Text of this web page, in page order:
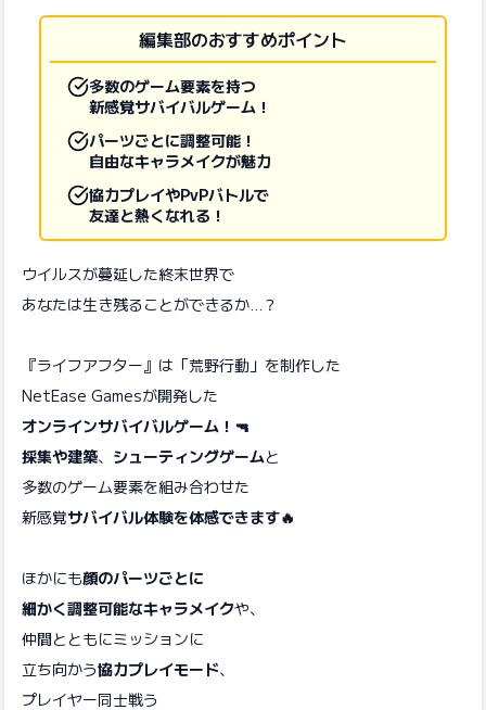
編集部のおすすめポイント
多数のゲーム要素を持つ
新感覚サバイバルゲーム！
パーツごとに調整可能！
自由なキャラメイクが魅力
協力プレイやPvPバトルで
友達と熱くなれる！
ウイルスが蔓延した終末世界で
あなたは生き残ることができるか…？
『ライフアフター』は「荒野行動」を制作した
NetEase Gamesが開発した
オンラインサバイバルゲーム！🔫
採集や建築、 シューティングゲームと
多数のゲーム要素を組み合わせた
新感覚サバイバル体験を体感できます🔥
ほかにも顔のパーツごとに
細かく調整可能なキャラメイクや、
仲間とともにミッションに
立ち向かう協力プレイモード、
プレイヤー同士戦う